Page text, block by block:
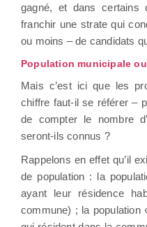
gagné, et dans certains
franchir une strate qui
ou moins – de candidats
Population municipale
Mais c’est ici que les
chiffre faut-il se référer –
de compter le nombre
seront-ils connus ?
Rappelons en effet qu’il
de population : la
ayant leur résidence
commune) ; la population